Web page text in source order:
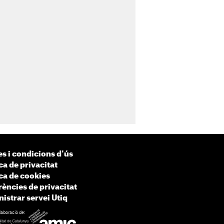
i condicions d'ús
de privacitat
de cookies
de privacitat
servei Utiq
de: